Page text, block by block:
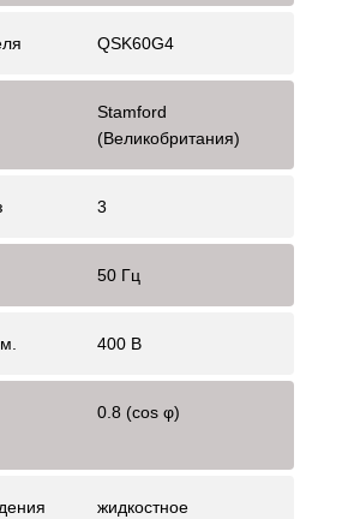
QSK60G4
Stamford
(Великобритания)
3
50 Гц
400 В
0.8 (cos φ)
жидкостное